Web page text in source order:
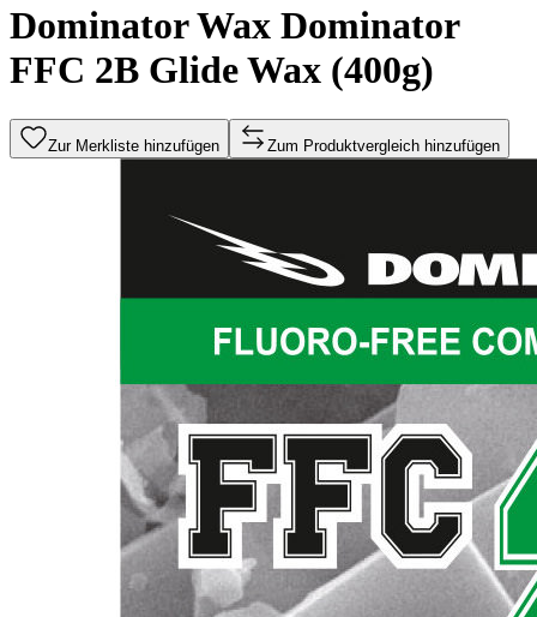
Dominator Wax Dominator
FFC 2B Glide Wax (400g)
Zur Merkliste hinzufügen Zum Produktvergleich hinzufügen